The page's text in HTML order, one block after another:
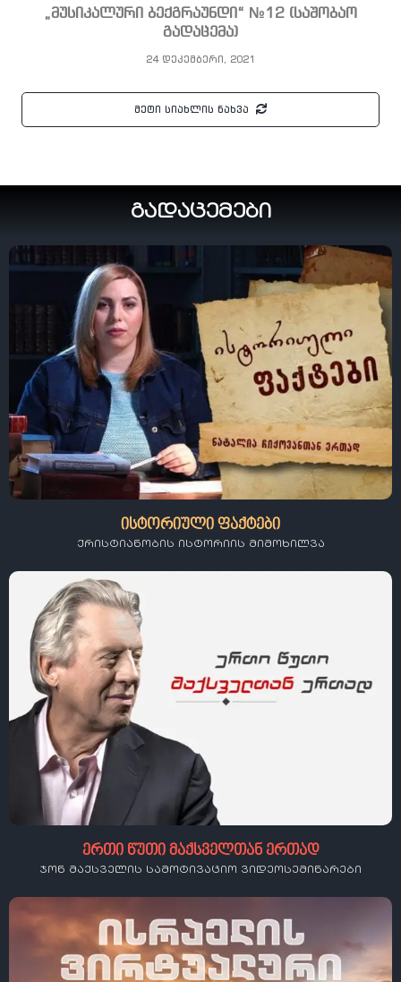
„მუსიკალური ბექგრაუნდი“ №12 (საშობაო
გადაცემა)
24 დეკემბერი, 2021
მეტი სიახლის ნახვა
გადაცემები
ისტორიული ფაქტები
ქრისტიანობის ისტორიის მიმოხილვა
ერთი წუთი მაქსველთან ერთად
ჯონ მაქსველის სამოტივაციო ვიდეოსემინარები